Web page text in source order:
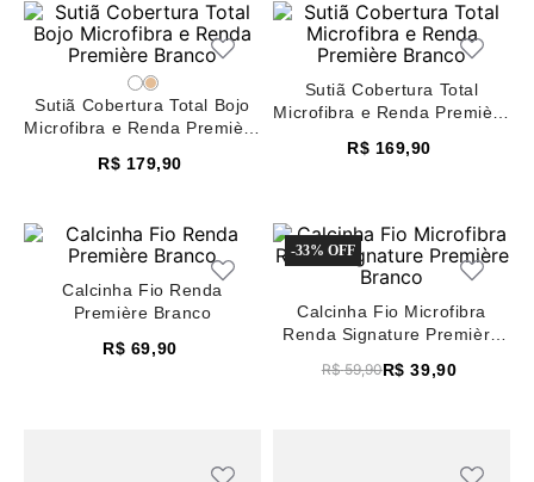
pijama
renda
9
sutiã renda
10
body
Sutiã Cobertura Total Bojo
Microfibra e Renda Première
R$ 179,90
Sutiã Cobertura Total
Microfibra e Renda Première
R$ 169,90
Calcinha Fio Renda
Première Branco
R$ 69,90
-33%
Calcinha Fio Microfibra
Renda Signature Première
R$ 59,90R$ 39,90